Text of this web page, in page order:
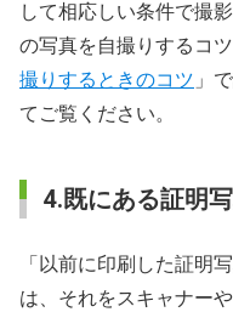
して相応しい条件で撮
の写真を自撮りするコツ
撮りするときのコツ 」
てご覧ください。
4.既にある証明
「以前に印刷した証明
は、それをスキャナー